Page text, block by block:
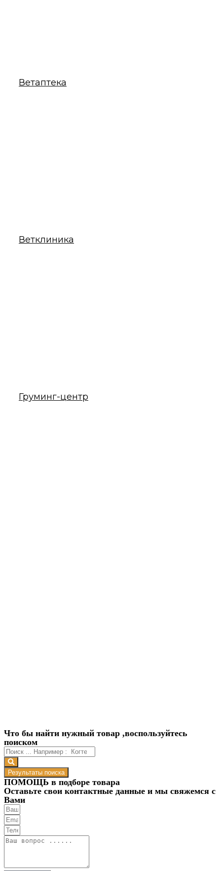
Ветаптека
Ветклиника
Груминг-центр
Что бы найти нужный товар ,воспользуйтесь
поиском
Результаты поиска
ПОМОЩЬ в подборе товара
Оставьте свои контактные данные и мы свяжемся с
Вами